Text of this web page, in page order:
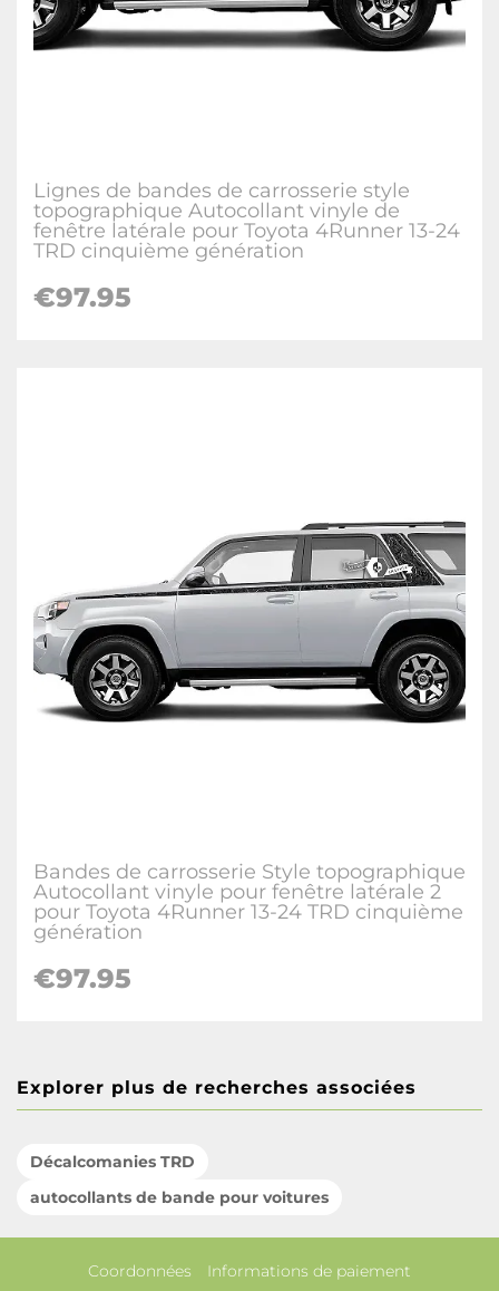
Lignes de bandes de carrosserie style
topographique Autocollant vinyle de
fenêtre latérale pour Toyota 4Runner 13-24
TRD cinquième génération
€97.95
Bandes de carrosserie Style topographique
Autocollant vinyle pour fenêtre latérale 2
pour Toyota 4Runner 13-24 TRD cinquième
génération
€97.95
Explorer plus de recherches associées
Décalcomanies TRD
autocollants de bande pour voitures
Coordonnées Informations de paiement